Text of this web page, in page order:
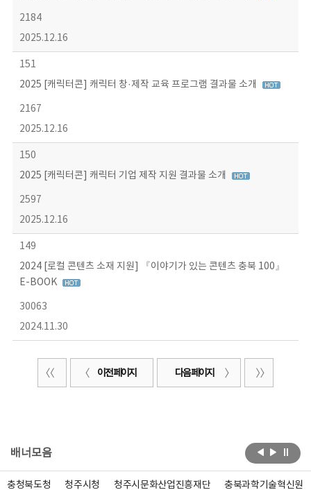
2184
2025.12.16
151
2025 [캐릭터콘] 캐릭터 창·제작 교육 프로그램 결과물 소개
2167
2025.12.16
150
2025 [캐릭터콘] 캐릭터 기업 제작 지원 결과물 소개
2597
2025.12.16
149
2024 [로컬 콘텐츠 소재 지원] 『이야기가 있는 콘텐츠 충북 100』
E-BOOK
30063
2024.11.30
이전 페이지 다음 페이지
배너모음
충청북도청 청주시청 청주시문화산업진흥재단 충북과학기술혁신원